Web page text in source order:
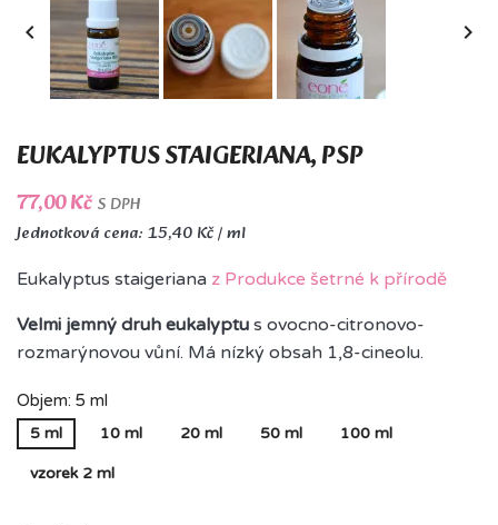
 
EUKALYPTUS STAIGERIANA, PSP
77,00 Kč S DPH
Jednotková cena: 15,40 Kč / ml
Eukalyptus staigeriana z Produkce šetrné k přírodě
Velmi jemný druh eukalyptu s ovocno-citronovo-
rozmarýnovou vůní. Má nízký obsah 1,8-cineolu.
Objem: 5 ml
5 ml 10 ml 20 ml 50 ml 100 ml
vzorek 2 ml